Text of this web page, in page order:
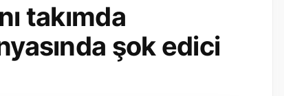
takımda
şok edici